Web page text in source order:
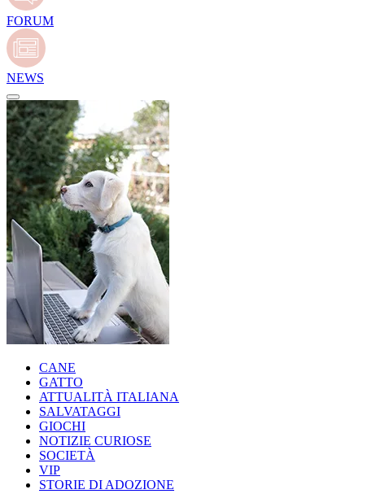
FORUM
NEWS
CANE
GATTO
ATTUALITÀ ITALIANA
SALVATAGGI
GIOCHI
NOTIZIE CURIOSE
SOCIETÀ
VIP
STORIE DI ADOZIONE